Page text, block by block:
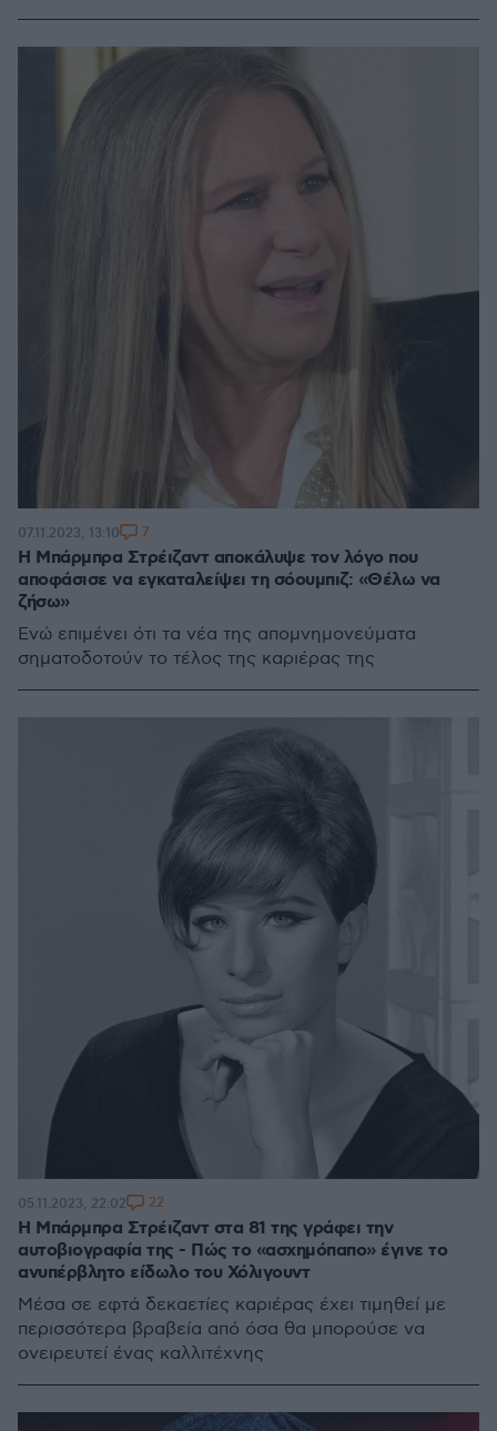
Η Μπάρμπρα Στρέιζαντ αποκάλυψε τον λόγο που
αποφάσισε να εγκαταλείψει τη σόουμπιζ: «Θέλω να
ζήσω»
Ενώ επιμένει ότι τα νέα της απομνημονεύματα
σηματοδοτούν το τέλος της καριέρας της
07.11.2023, 13:10 7
Η Μπάρμπρα Στρέιζαντ στα 81 της γράφει την
αυτοβιογραφία της - Πώς το «ασχημόπαπο» έγινε το
ανυπέρβλητο είδωλο του Χόλιγουντ
Μέσα σε εφτά δεκαετίες καριέρας έχει τιμηθεί με
περισσότερα βραβεία από όσα θα μπορούσε να
ονειρευτεί ένας καλλιτέχνης
05.11.2023, 22:02 22